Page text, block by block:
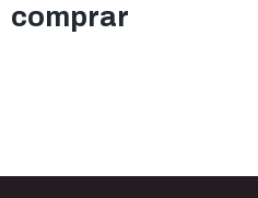
comprar